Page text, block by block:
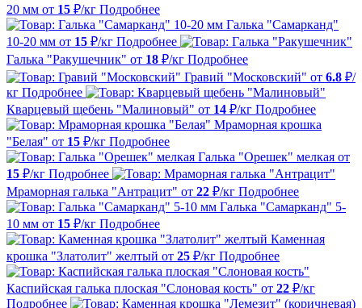
20 мм от 15 ₽/кг Подробнее
Галька "Самарканд"
10-20 мм от 15 ₽/кг Подробнее
Галька "Ракушечник" от 18 ₽/кг Подробнее
Гравий "Московский" от 6.8 ₽/
кг Подробнее
Кварцевый щебень "Малиновый" от 14 ₽/кг Подробнее
Мраморная крошка
"Белая" от 15 ₽/кг Подробнее
Галька "Орешек" мелкая от
15 ₽/кг Подробнее
Мраморная галька "Антрацит" от 22 ₽/кг Подробнее
Галька "Самарканд" 5-
10 мм от 15 ₽/кг Подробнее
Каменная
крошка "Златолит" желтый от 25 ₽/кг Подробнее
Каспийская галька плоская "Слоновая кость" от 22 ₽/кг
Подробнее